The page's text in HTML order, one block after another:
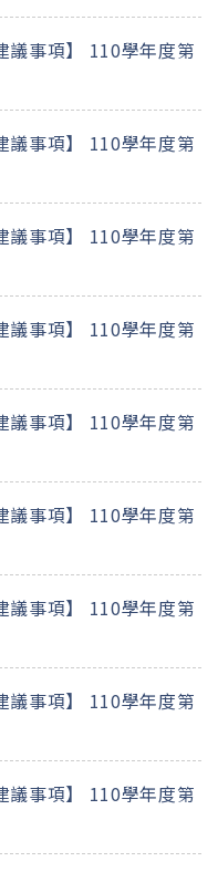
議事項】 110學年度第
議事項】 110學年度第
議事項】 110學年度第
議事項】 110學年度第
議事項】 110學年度第
議事項】 110學年度第
議事項】 110學年度第
議事項】 110學年度第
議事項】 110學年度第